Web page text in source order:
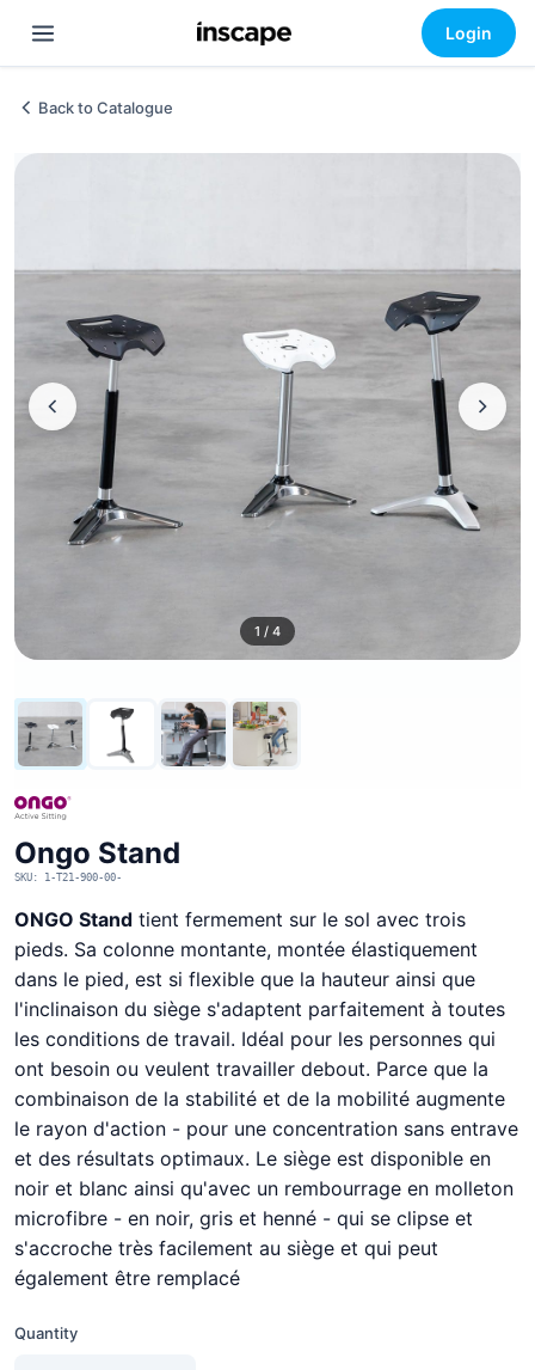
Login
Back to Catalogue
1 / 4
Ongo Stand
SKU: 1-T21-900-00-
ONGO Stand tient fermement sur le sol avec trois
pieds. Sa colonne montante, montée élastiquement
dans le pied, est si flexible que la hauteur ainsi que
l'inclinaison du siège s'adaptent parfaitement à toutes
les conditions de travail. Idéal pour les personnes qui
ont besoin ou veulent travailler debout. Parce que la
combinaison de la stabilité et de la mobilité augmente
le rayon d'action - pour une concentration sans entrave
et des résultats optimaux. Le siège est disponible en
noir et blanc ainsi qu'avec un rembourrage en molleton
microfibre - en noir, gris et henné - qui se clipse et
s'accroche très facilement au siège et qui peut
également être remplacé
Quantity